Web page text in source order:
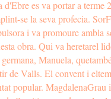
es va portar a terme
se la seva profecia.
i va promoure ambla
obra. Qui va heretarel
Manuela,
de Valls. El convent i
popular. MagdalenaGrau